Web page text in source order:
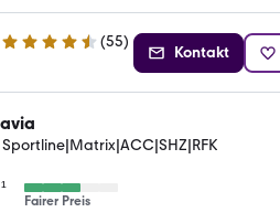
4.4 Sterne (55)
Kontakt
Sportline|Matrix|ACC|SHZ|RFK
¹
Fairer Preis